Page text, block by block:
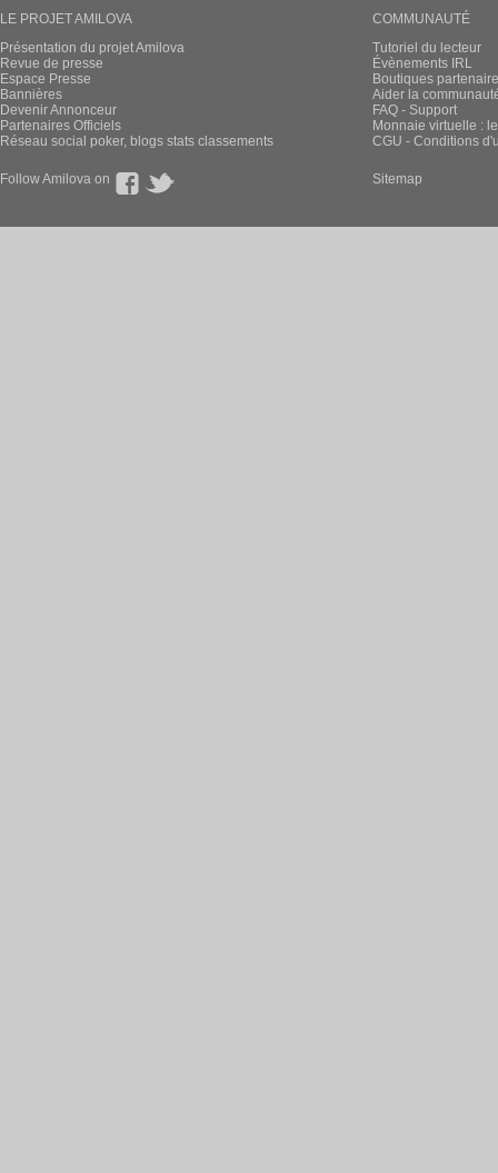
LE PROJET AMILOVA
Présentation du projet Amilova
Revue de presse
Espace Presse
Bannières
Devenir Annonceur
Partenaires Officiels
Réseau social poker, blogs stats classements
COMMUNAUTÉ
Tutoriel du lecteur
Évènements IRL
Boutiques
Aider la
FAQ - Support
Monnaie virtuelle :
CGU - Conditions
Follow Amilova on Sitemap